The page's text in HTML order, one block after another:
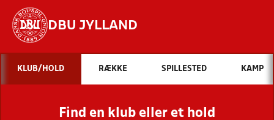
DBU JYLLAND
Hvad vil du søge efter?
INDHOLD OG NYHEDER
STILLINGER, RESULTATER, KLUBBER OG
KLUB/HOLD RÆKKE SPILLESTED KAMP
Find en klub eller et hold